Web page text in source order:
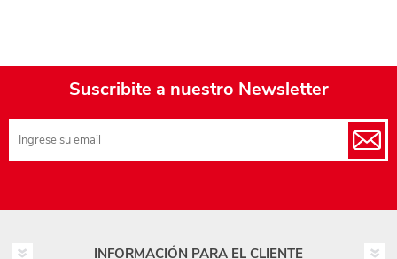
Suscribite a nuestro Newsletter
INFORMACIÓN PARA EL CLIENTE